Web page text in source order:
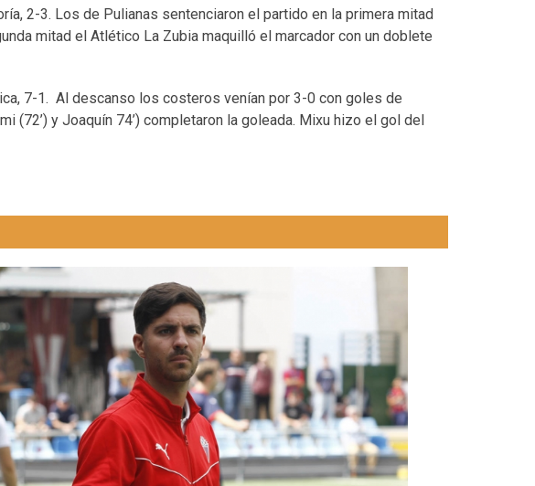
2-3. Los de Pulianas sentenciaron el partido en la primera mitad
mitad el Atlético La Zubia maquilló el marcador con un doblete
7-1. Al descanso los costeros venían por 3-0 con goles de
(72’) y Joaquín 74’) completaron la goleada. Mixu hizo el gol del